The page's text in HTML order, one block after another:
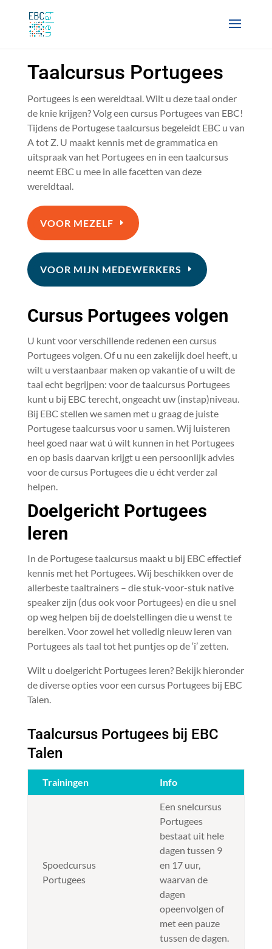
Taalcursus Portugees
Portugees is een wereldtaal. Wilt u deze taal onder
de knie krijgen? Volg een cursus Portugees van EBC!
Tijdens de Portugese taalcursus begeleidt EBC u van
A tot Z. U maakt kennis met de grammatica en
uitspraak van het Portugees en in een taalcursus
neemt EBC u mee in alle facetten van deze
wereldtaal.
VOOR MEZELF
VOOR MIJN MEDEWERKERS
Cursus Portugees volgen
U kunt voor verschillende redenen een cursus
Portugees volgen. Of u nu een zakelijk doel heeft, u
wilt u verstaanbaar maken op vakantie of u wilt de
taal echt begrijpen: voor de taalcursus Portugees
kunt u bij EBC terecht, ongeacht uw (instap)niveau.
Bij EBC stellen we samen met u graag de juiste
Portugese taalcursus voor u samen. Wij luisteren
heel goed naar wat ú wilt kunnen in het Portugees
en op basis daarvan krijgt u een persoonlijk advies
voor de cursus Portugees die u écht verder zal
helpen.
Doelgericht Portugees
leren
In de Portugese taalcursus maakt u bij EBC effectief
kennis met het Portugees. Wij beschikken over de
allerbeste taaltrainers – die stuk-voor-stuk native
speaker zijn (dus ook voor Portugees) en die u snel
op weg helpen bij de doelstellingen die u wenst te
bereiken. Voor zowel het volledig nieuw leren van
Portugees als taal tot het puntjes op de ‘i’ zetten.
Wilt u doelgericht Portugees leren? Bekijk hieronder
de diverse opties voor een cursus Portugees bij EBC
Talen.
Taalcursus Portugees bij EBC
Talen
Trainingen Info
Spoedcursus
Portugees
Een snelcursus
Portugees
bestaat uit hele
dagen tussen 9
en 17 uur,
waarvan de
dagen
opeenvolgen of
met een pauze
tussen de dagen.